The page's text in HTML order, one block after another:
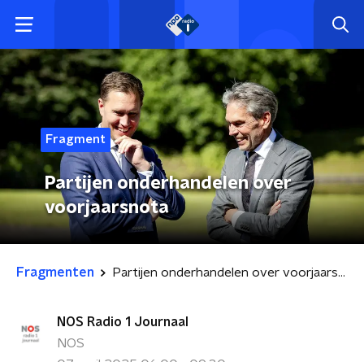
Fragment
Partijen onderhandelen over
voorjaarsnota
Fragmenten Partijen onderhandelen over voorjaarsnota
NOS Radio 1 Journaal
NOS